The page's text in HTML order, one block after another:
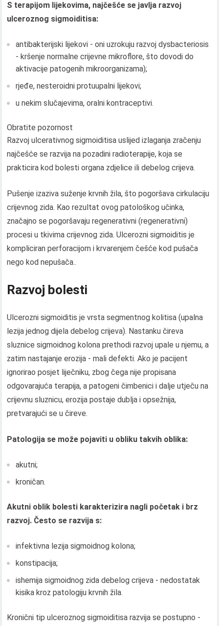
S terapijom lijekovima, najčešće se javlja razvoj
ulceroznog sigmoiditisa:
antibakterijski lijekovi - oni uzrokuju razvoj dysbacteriosis
- kršenje normalne crijevne mikroflore, što dovodi do
aktivacije patogenih mikroorganizama);
rjeđe, nesteroidni protuupalni lijekovi;
u nekim slučajevima, oralni kontraceptivi.
Obratite pozornost
Razvoj ulcerativnog sigmoiditisa uslijed izlaganja zračenju
najčešće se razvija na pozadini radioterapije, koja se
prakticira kod bolesti organa zdjelice ili debelog crijeva.
Pušenje izaziva suženje krvnih žila, što pogoršava cirkulaciju
crijevnog zida. Kao rezultat ovog patološkog učinka,
značajno se pogoršavaju regenerativni (regenerativni)
procesi u tkivima crijevnog zida. Ulcerozni sigmoiditis je
kompliciran perforacijom i krvarenjem češće kod pušača
nego kod nepušača..
Razvoj bolesti
Ulcerozni sigmoiditis je vrsta segmentnog kolitisa (upalna
lezija jednog dijela debelog crijeva). Nastanku čireva
sluznice sigmoidnog kolona prethodi razvoj upale u njemu, a
zatim nastajanje erozija - mali defekti. Ako je pacijent
ignorirao posjet liječniku, zbog čega nije propisana
odgovarajuća terapija, a patogeni čimbenici i dalje utječu na
crijevnu sluznicu, erozija postaje dublja i opsežnija,
pretvarajući se u čireve.
Patologija se može pojaviti u obliku takvih oblika:
akutni;
kroničan.
Akutni oblik bolesti karakterizira nagli početak i brz
razvoj. Često se razvija s:
infektivna lezija sigmoidnog kolona;
konstipacija;
ishemija sigmoidnog zida debelog crijeva - nedostatak
kisika kroz patologiju krvnih žila.
Kronični tip ulceroznog sigmoiditisa razvija se postupno -